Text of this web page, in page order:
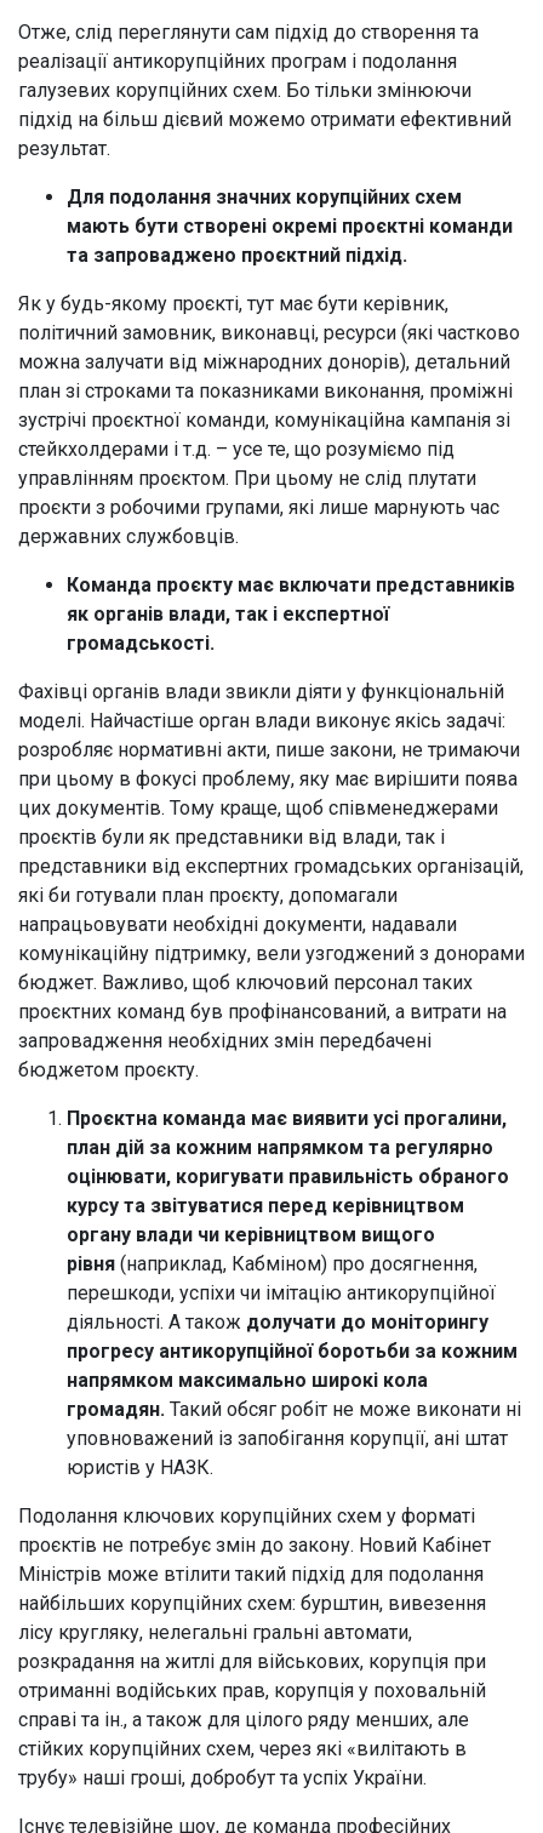
Отже, слід переглянути сам підхід до створення та
реалізації антикорупційних програм і подолання
галузевих корупційних схем. Бо тільки змінюючи
підхід на більш дієвий можемо отримати ефективний
результат.
Для подолання значних корупційних схем
мають бути створені окремі проєктні команди
та запроваджено проєктний підхід.
Як у будь-якому проєкті, тут має бути керівник,
політичний замовник, виконавці, ресурси (які частково
можна залучати від міжнародних донорів), детальний
план зі строками та показниками виконання, проміжні
зустрічі проєктної команди, комунікаційна кампанія зі
стейкхолдерами і т.д. – усе те, що розуміємо під
управлінням проєктом. При цьому не слід плутати
проєкти з робочими групами, які лише марнують час
державних службовців.
Команда проєкту має включати представників
як органів влади, так і експертної
громадськості.
Фахівці органів влади звикли діяти у функціональній
моделі. Найчастіше орган влади виконує якісь задачі:
розробляє нормативні акти, пише закони, не тримаючи
при цьому в фокусі проблему, яку має вирішити поява
цих документів. Тому краще, щоб співменеджерами
проєктів були як представники від влади, так і
представники від експертних громадських організацій,
які би готували план проєкту, допомагали
напрацьовувати необхідні документи, надавали
комунікаційну підтримку, вели узгоджений з донорами
бюджет. Важливо, щоб ключовий персонал таких
проєктних команд був профінансований, а витрати на
запровадження необхідних змін передбачені
бюджетом проєкту.
Проєктна команда має виявити усі прогалини,
план дій за кожним напрямком та регулярно
оцінювати, коригувати правильність обраного
курсу та звітуватися перед керівництвом
органу влади чи керівництвом вищого
рівня (наприклад, Кабміном) про досягнення,
перешкоди, успіхи чи імітацію антикорупційної
діяльності. А також долучати до моніторингу
прогресу антикорупційної боротьби за кожним
напрямком максимально широкі кола
громадян. Такий обсяг робіт не може виконати ні
уповноважений із запобігання корупції, ані штат
юристів у НАЗК.
Подолання ключових корупційних схем у форматі
проєктів не потребує змін до закону. Новий Кабінет
Міністрів може втілити такий підхід для подолання
найбільших корупційних схем: бурштин, вивезення
лісу кругляку, нелегальні гральні автомати,
розкрадання на житлі для військових, корупція при
отриманні водійських прав, корупція у поховальній
справі та ін., а також для цілого ряду менших, але
стійких корупційних схем, через які «вилітають в
трубу» наші гроші, добробут та успіх України.
Існує телевізійне шоу, де команда професійних